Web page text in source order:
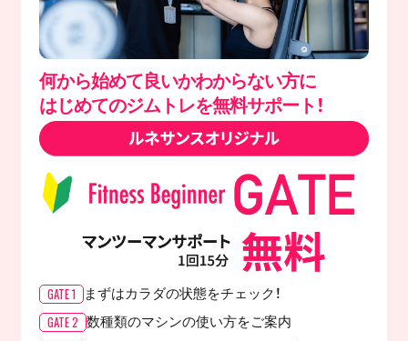
何から始めて良いかわからない方に
はじめてのジムトレを無料サポート！
GATE 1 まずはカラダの状態をチェック！
GATE 2 数種類のマシンの使い方をご案内